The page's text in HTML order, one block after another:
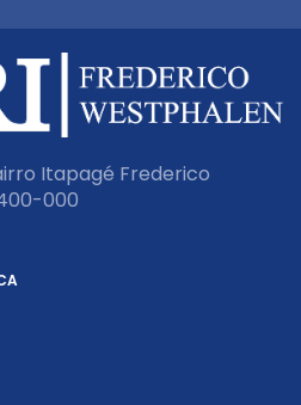
Itapagé Frederico
000